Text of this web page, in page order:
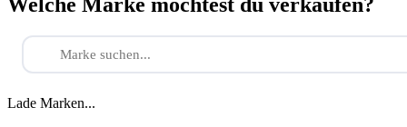
Welche Marke möchtest du verkaufen?
Lade Marken...